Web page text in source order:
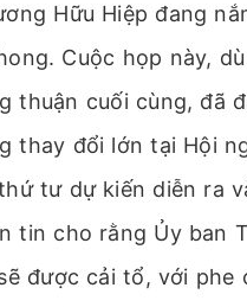
Hữu Hiệp đang
Cuộc họp này,
thuận cuối cùng, đã
thay đổi lớn tại Hội
tư dự kiến diễn ra
tin cho rằng Ủy ban
được cải tổ, với phe